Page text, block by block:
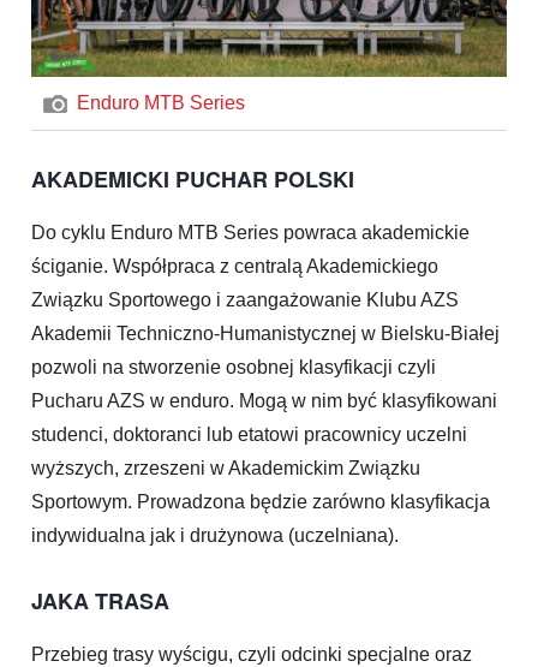
Enduro MTB Series
AKADEMICKI PUCHAR POLSKI
Do cyklu Enduro MTB Series powraca akademickie
ściganie. Współpraca z centralą Akademickiego
Związku Sportowego i zaangażowanie Klubu AZS
Akademii Techniczno-Humanistycznej w Bielsku-Białej
pozwoli na stworzenie osobnej klasyfikacji czyli
Pucharu AZS w enduro. Mogą w nim być klasyfikowani
studenci, doktoranci lub etatowi pracownicy uczelni
wyższych, zrzeszeni w Akademickim Związku
Sportowym. Prowadzona będzie zarówno klasyfikacja
indywidualna jak i drużynowa (uczelniana).
JAKA TRASA
Przebieg trasy wyścigu, czyli odcinki specjalne oraz